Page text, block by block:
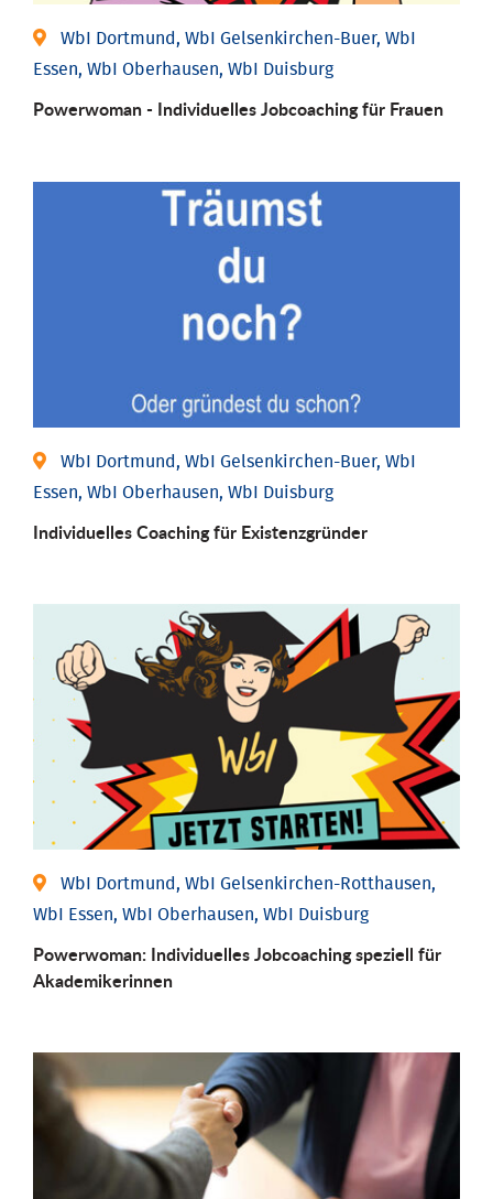
WbI Dortmund, WbI Gelsenkirchen-Buer, WbI
Essen, WbI Oberhausen, WbI Duisburg
Powerwoman - Individu­elles Job­coaching für Frauen
WbI Dortmund, WbI Gelsenkirchen-Buer, WbI
Essen, WbI Oberhausen, WbI Duisburg
Individu­elles Coaching für Existenz­gründer
WbI Dortmund, WbI Gelsenkirchen-Rotthausen,
WbI Essen, WbI Oberhausen, WbI Duisburg
Powerwoman: Individu­elles Job­coaching speziell für
Aka­demiker­innen